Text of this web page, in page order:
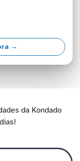
→
da Kondado